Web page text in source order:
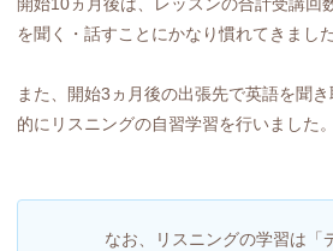
を聞く・話すことにかなり慣れてきました
また、開始3ヵ月後の出張先で英語を聞
的にリスニングの自習学習を行いました。
なお、リスニングの学習は「